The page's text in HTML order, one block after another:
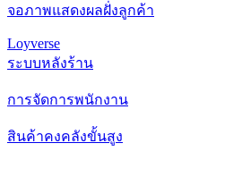
จอภาพแสดงผลฝั่งลูกค้า
Loyverse
ระบบหลังร้าน
การจัดการพนักงาน
สินค้าคงคลังขั้นสูง